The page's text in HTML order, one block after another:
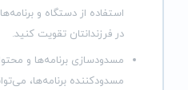
استفاده از دستگاه و
در فرزندانتان تقویت کنید.
مسدودسازی برنامه‌ها و
مسدودکننده برنامه‌ها،